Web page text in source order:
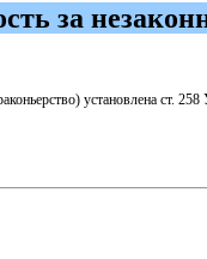
за
установлена ст.